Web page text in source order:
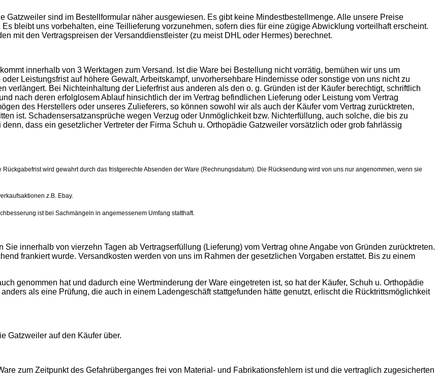
Gatzweiler sind im Bestellformular näher ausgewiesen. Es gibt keine Mindestbestellmenge. Alle unsere Preise
bleibt uns vorbehalten, eine Teillieferung vorzunehmen, sofern dies für eine zügige Abwicklung vorteilhaft erscheint.
mit den Vertragspreisen der Versanddienstleister (zu meist DHL oder Hermes) berechnet.
innerhalb von 3 Werktagen zum Versand. Ist die Ware bei Bestellung nicht vorrätig, bemühen wir uns um
Leistungsfrist auf höhere Gewalt, Arbeitskampf, unvorhersehbare Hindernisse oder sonstige von uns nicht zu
verlängert. Bei Nichteinhaltung der Lieferfrist aus anderen als den o. g. Gründen ist der Käufer berechtigt, schriftlich
nach deren erfolglosem Ablauf hinsichtlich der im Vertrag befindlichen Lieferung oder Leistung vom Vertrag
des Herstellers oder unseres Zulieferers, so können sowohl wir als auch der Käufer vom Vertrag zurücktreten,
ist. Schadensersatzansprüche wegen Verzug oder Unmöglichkeit bzw. Nichterfüllung, auch solche, die bis zu
dass ein gesetzlicher Vertreter der Firma Schuh u. Orthopädie Gatzweiler vorsätzlich oder grob fahrlässig
wird gewahrt durch das fristgerechte Absenden der Ware (Rechnungsdatum). Die Rücksendung wird von uns nur angenommen, wenn sie
z.B. Ebay.
ist bei Sachmängeln in angemessenem Umfang statthaft.
innerhalb von vierzehn Tagen ab Vertragserfüllung (Lieferung) vom Vertrag ohne Angabe von Gründen zurücktreten.
frankiert wurde. Versandkosten werden von uns im Rahmen der gesetzlichen Vorgaben erstattet. Bis zu einem
genommen hat und dadurch eine Wertminderung der Ware eingetreten ist, so hat der Käufer, Schuh u. Orthopädie
als eine Prüfung, die auch in einem Ladengeschäft stattgefunden hätte genutzt, erlischt die Rücktrittsmöglichkeit
Gatzweiler auf den Käufer über.
zum Zeitpunkt des Gefahrüberganges frei von Material- und Fabrikationsfehlern ist und die vertraglich zugesicherten